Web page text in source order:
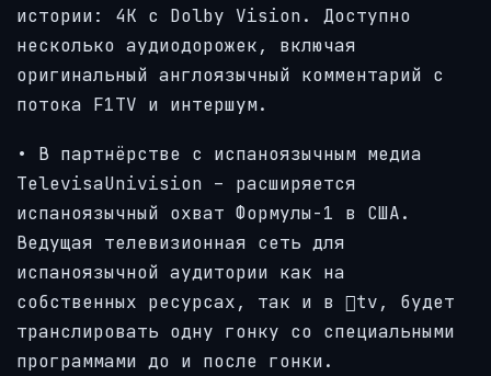
истории: 4K с Dolby Vision. Доступно
несколько аудиодорожек, включая
оригинальный англоязычный комментарий с
потока F1TV и интершум.
• В партнёрстве с испаноязычным медиа
TelevisaUnivision – расширяется
испаноязычный охват Формулы-1 в США.
Ведущая телевизионная сеть для
испаноязычной аудитории как на
собственных ресурсах, так и в tv, будет
транслировать одну гонку со специальными
программами до и после гонки.